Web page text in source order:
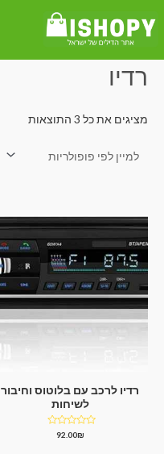
עמוד הבית/ מוצרים המתויגים “רדיו”
רדיו
מציגים את כל ⁦3⁩ התוצאות
רדיו לרכב עם בלוטוס וחיבור
לשיחות
דורג 92.00₪